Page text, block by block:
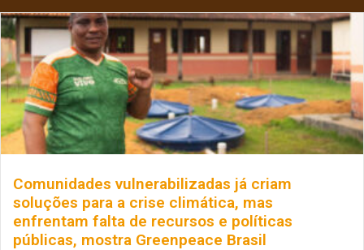
Comunidades vulnerabilizadas já criam
soluções para a crise climática, mas
enfrentam falta de recursos e políticas
públicas, mostra Greenpeace Brasil